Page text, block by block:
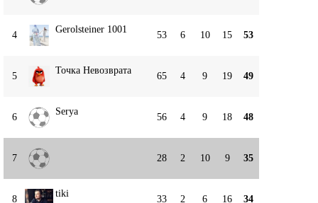
4 Gerolsteiner 1001 53 6 10 15 53
5 Точка Невозврата 65 4 9 19 49
6 Serya 56 4 9 18 48
7 28 2 10 9 35
8 tiki 33 2 6 16 34